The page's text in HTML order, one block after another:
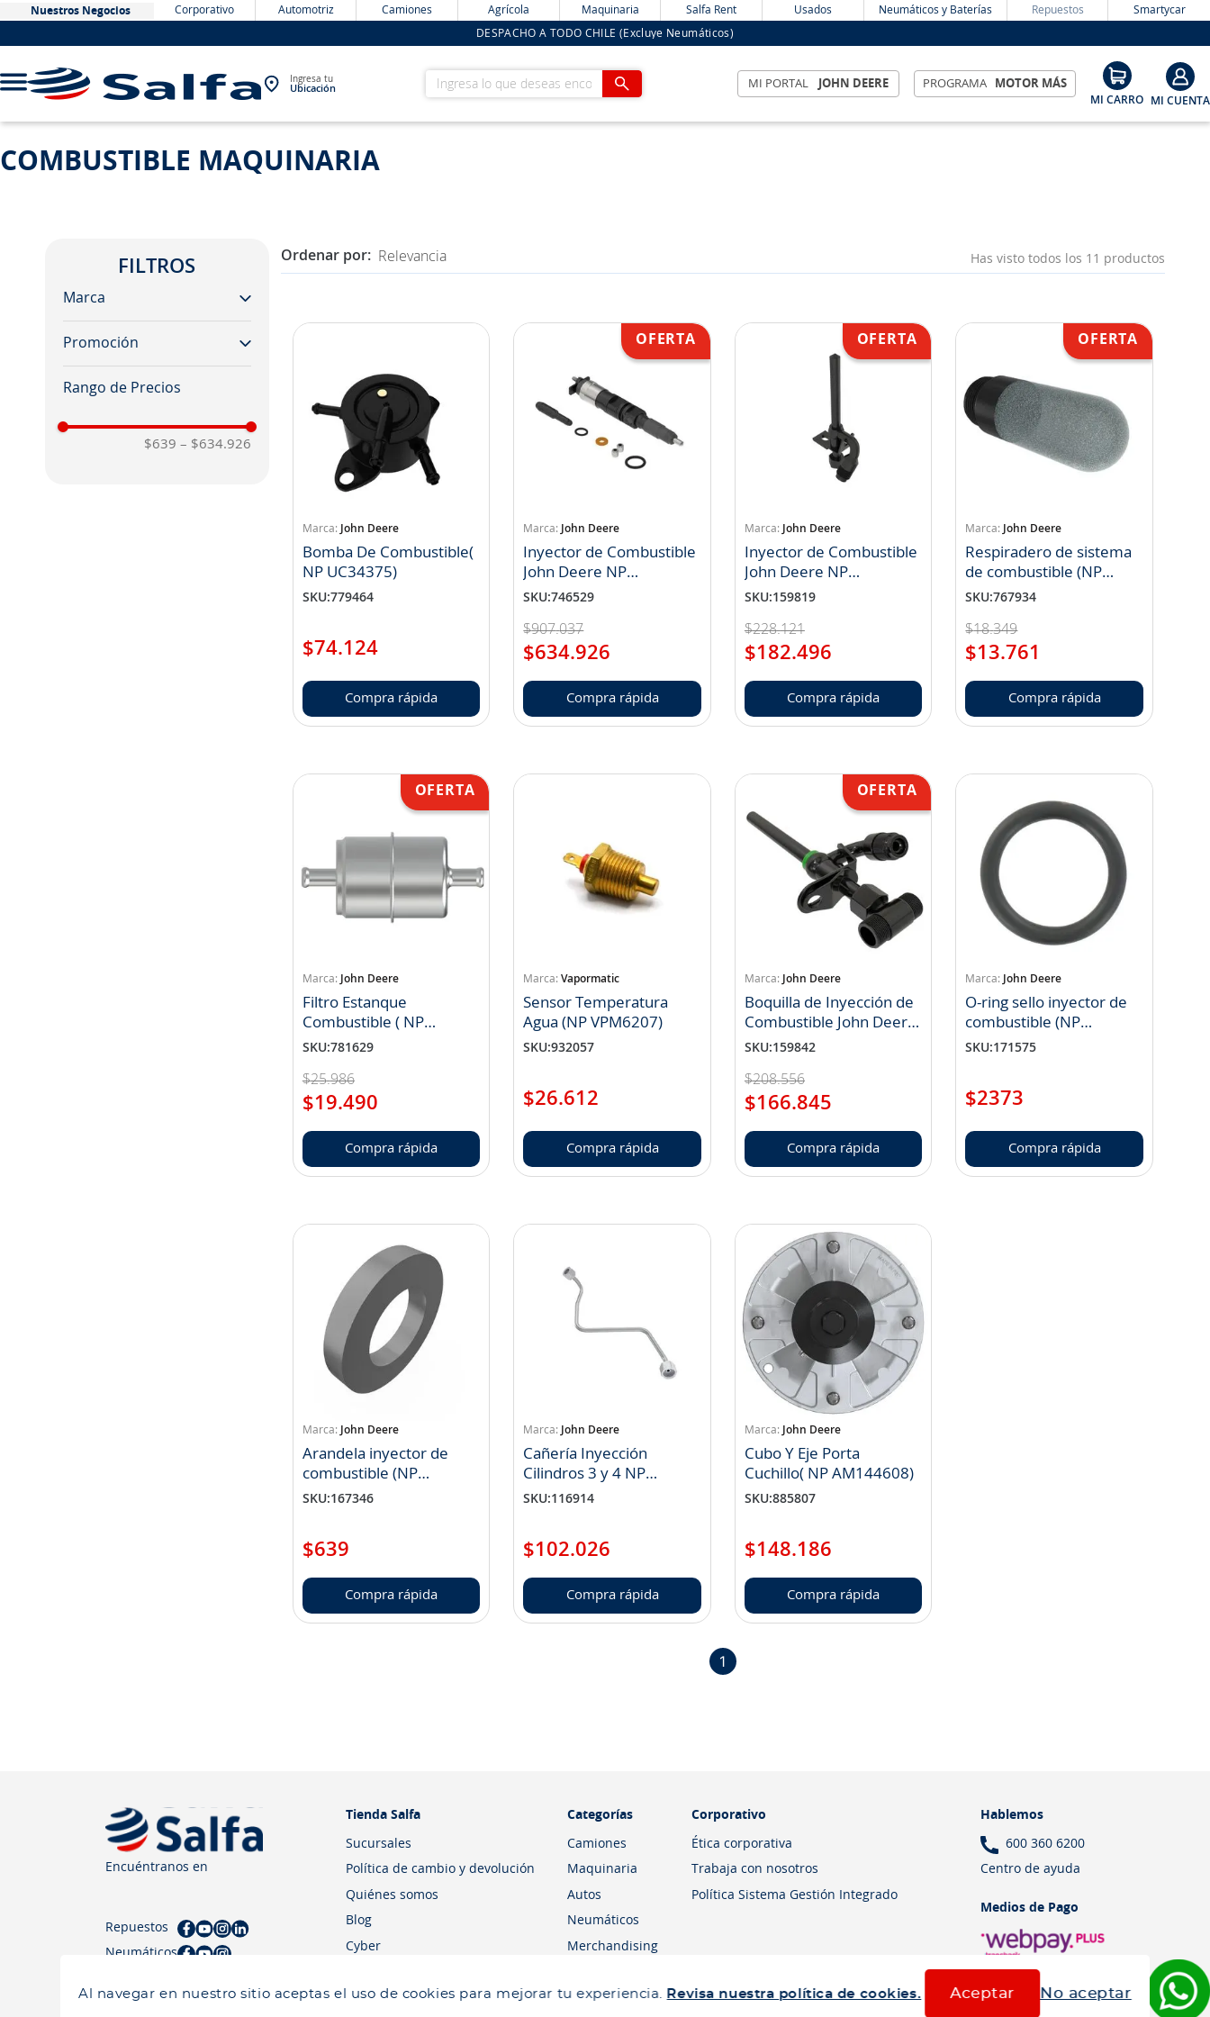
Nuestros Negocios Corporativo Automotriz Camiones Agrícola Maquinaria Salfa Rent Usados Neumáticos y Baterías Repuestos Smartycar
DESPACHO A TODO CHILE (Excluye Neumáticos)
Ingresa tu
Ubicación
Ingresa lo que deseas encontrar MI PORTAL JOHN DEERE PROGRAMA MOTOR MÁS
Al navegar en nuestro sitio aceptas el uso de cookies para mejorar tu experiencia. Revisa nuestra política de cookies. Aceptar No aceptar
COMBUSTIBLE MAQUINARIA
FILTROS
Marca
john deere
vapormatic
Promoción
yes
$639 – $634.926
Relevancia Has visto todos los 11 productos
John Deere
Bomba De Combustible(
NP UC34375)
SKU:779464
$74.124
Compra rápida
John Deere
Inyector de Combustible
John Deere NP
DZ100216
SKU:746529
$907.037
$634.926
Compra rápida
John Deere
Inyector de Combustible
John Deere NP
RE531436
SKU:159819
$228.121
$182.496
Compra rápida
John Deere
Respiradero de sistema
de combustible (NP
H216169)
SKU:767934
$18.349
$13.761
Compra rápida
John Deere
Filtro Estanque
Combustible ( NP
RE220719 )
SKU:781629
$25.986
$19.490
Compra rápida
Vapormatic
Sensor Temperatura
Agua (NP VPM6207)
SKU:932057
$26.612
Compra rápida
John Deere
Boquilla de Inyección de
Combustible John Deere
NP RE60062
SKU:159842
$208.556
$166.845
Compra rápida
John Deere
O-ring sello inyector de
combustible (NP
R505452)
SKU:171575
$2373
Compra rápida
John Deere
Arandela inyector de
combustible (NP
R131051)
SKU:167346
$639
Compra rápida
John Deere
Cañería Inyección
Cilindros 3 y 4 NP
RE526693
SKU:116914
$102.026
Compra rápida
John Deere
Cubo Y Eje Porta
Cuchillo( NP AM144608)
SKU:885807
$148.186
Compra rápida
1
Encuéntranos en
Repuestos
Neumáticos
Tienda Salfa
Sucursales
Política de cambio y devolución
Quiénes somos
Blog
Cyber
Categorías
Camiones
Maquinaria
Autos
Neumáticos
Merchandising
Corporativo
Ética corporativa
Trabaja con nosotros
Política Sistema Gestión Integrado
Hablemos
600 360 6200
Centro de ayuda
Medios de Pago
TÉRMINOS MÁS BUSCADOS
westlake
.
yokohama
.
jockey
.
chevrolet
8.